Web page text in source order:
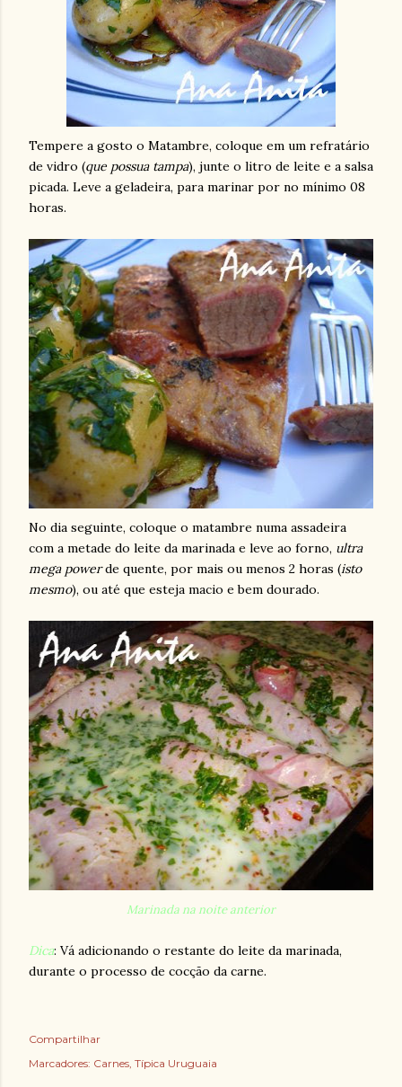
Tempere a gosto o Matambre, coloque em um refratário
de vidro (que possua tampa), junte o litro de leite e a salsa
picada. Leve a geladeira, para marinar por no mínimo 08
horas.
No dia seguinte, coloque o matambre numa assadeira
com a metade do leite da marinada e leve ao forno, ultra
mega powerde quente, por mais ou menos 2 horas (isto
mesmo), ou até que esteja macio e bem dourado.
Marinada na noite anterior
Dica: Vá adicionando o restante do leite da marinada,
durante o processo de cocção da carne.
Compartilhar
Marcadores: Carnes Típica Uruguaia